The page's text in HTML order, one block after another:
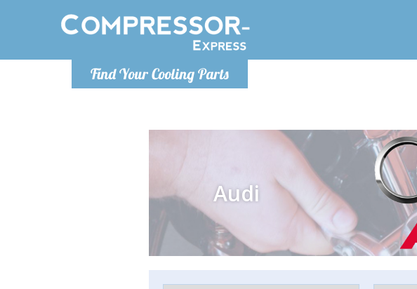
Find Your Cooling Parts
Pondelok-Piatok 9-17h
Audi